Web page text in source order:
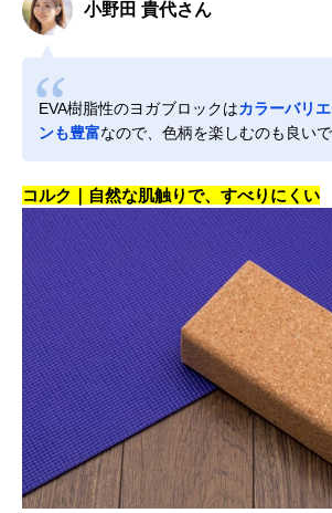
小野田 貴代さん
EVA樹脂性のヨガブロックはカラーバリ
ンも豊富なので、色柄を楽しむのも良いで
コルク｜自然な肌触りで、すべりにくい